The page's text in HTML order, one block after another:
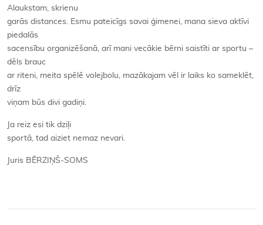
Alaukstam, skrienu
garās distances. Esmu pateicīgs savai ģimenei, mana sieva aktīvi
piedalās
sacensību organizēšanā, arī mani vecākie bērni saistīti ar sportu –
dēls brauc
ar riteni, meita spēlē volejbolu, mazākajam vēl ir laiks ko sameklēt,
drīz
viņam būs divi gadiņi.
Ja reiz esi tik dziļi
sportā, tad aiziet nemaz nevari.
Juris BĒRZIŅŠ-SOMS